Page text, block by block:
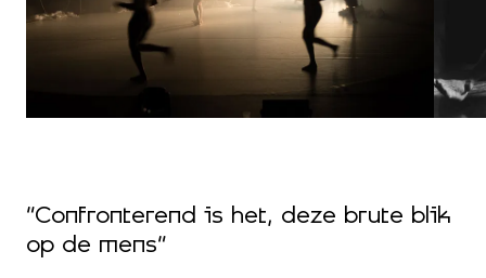
“Confronterend is het, deze brute blik
op de mens”